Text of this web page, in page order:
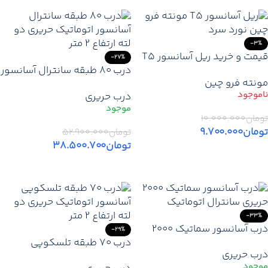
-3%
قیمت و خرید ریل آسانسور T5
مونته فرو چین
تومان۱۰.۰۰۰.۰۰۰
تومان۹.۷۰۰.۰۰۰
-27%
درب 80 طبقه سانترال آسانسور
متر
درب حریری
تومان۵۲.۹۰۰.۰۰۰
تومان۳۸.۵۰۰.۷۰۰
-33%
درب آسانسور سماتیک 2000
درب حریری
-29%
درب 70 طبقه تلسکوپی